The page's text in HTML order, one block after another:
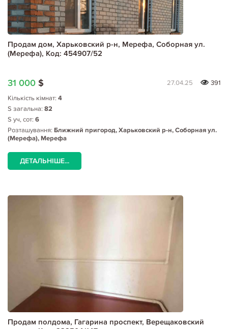
Продам дом, Харьковский р-н, Мерефа, Соборная ул.
(Мерефа), Код: 454907/52
31 000 $ 27.04.25
391
Кількість кімнат: 4
S загальна: 82
S уч, сот: 6
Розташування: Ближний пригород, Харьковский р-н, Соборная ул.
(Мерефа), Мерефа
ДЕТАЛЬНІШЕ...
Продам полдома, Гагарина проспект, Верещаковский